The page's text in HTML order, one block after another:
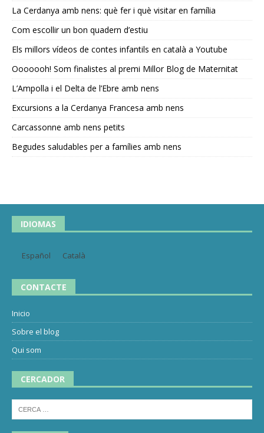
La Cerdanya amb nens: què fer i què visitar en família
Com escollir un bon quadern d’estiu
Els millors vídeos de contes infantils en català a Youtube
Ooooooh! Som finalistes al premi Millor Blog de Maternitat
L’Ampolla i el Delta de l’Ebre amb nens
Excursions a la Cerdanya Francesa amb nens
Carcassonne amb nens petits
Begudes saludables per a famílies amb nens
IDIOMAS
Español Català
CONTACTE
Inicio
Sobre el blog
Qui som
CERCADOR